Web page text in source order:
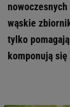
wąskie
tylko
komponują